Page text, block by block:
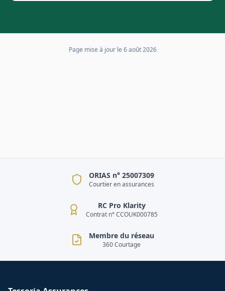
Page mise à jour le 6 août 2026
ORIAS n° 25007309
Courtier en assurances
RC Pro Klarity
Contrat n° CCOUK000785
Membre du réseau
360 Courtage